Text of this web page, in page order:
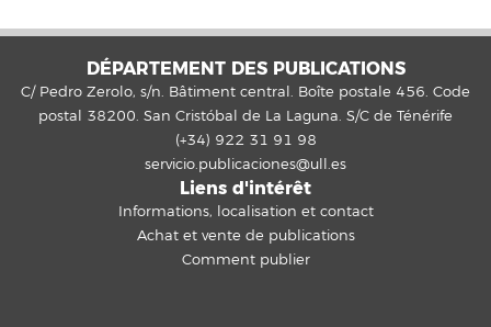
DÉPARTEMENT DES PUBLICATIONS
C/ Pedro Zerolo, s/n. Bâtiment central. Boîte postale 456. Code
postal 38200. San Cristóbal de La Laguna. S/C de Ténérife
(+34) 922 31 91 98
servicio.publicaciones@ull.es
Liens d'intérêt
Informations, localisation et contact
Achat et vente de publications
Comment publier